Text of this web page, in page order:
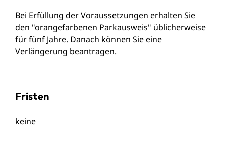
Bei Erfüllung der Voraussetzungen erhalten Sie
den "orangefarbenen Parkausweis" üblicherweise
für fünf Jahre. Danach können Sie eine
Verlängerung beantragen.
Fristen
keine